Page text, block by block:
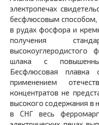
электропечах
бесфлюсовым
в рудах фосфора и
получения
высокоуглеродистого
шлака с
Бесфлюсовая плавка
применением
концентратов не
высокого содержания в
в СНГ весь